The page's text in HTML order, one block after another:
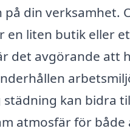
på din verksamhet.
en liten butik eller
det avgörande att
kan bidra
atmosfär för både